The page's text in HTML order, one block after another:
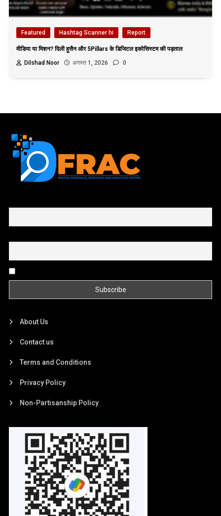
Featured Hashtag Scanner hi Report
मीडिया या मिशन? दिली हुसैन और 5Pillars के डिजिटल इकोसिस्टम की पड़ताल
Dilshad Noor
अगस्त 1, 2026 0
About Us
Contact us
Terms and Conditions
Privacy Policy
Non-Partisanship Policy